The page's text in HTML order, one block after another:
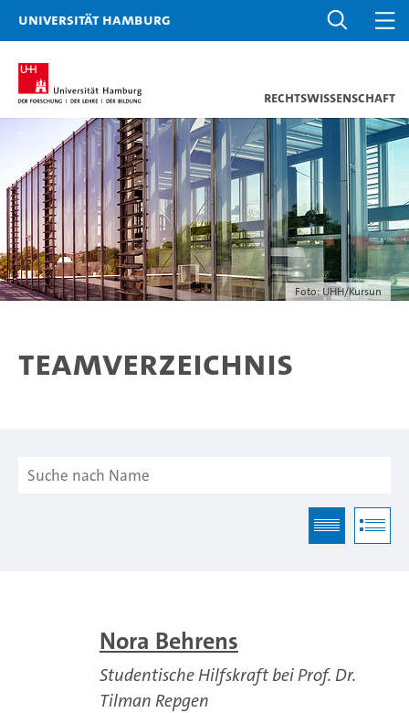
Universität Hamburg
Rechtswissenschaft
Foto: UHH/Kursun
Teamverzeichnis
Nora Behrens
Studentische Hilfskraft bei Prof. Dr.
Tilman Repgen